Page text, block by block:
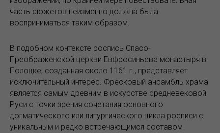
часть сюжетов неизменно должна была
восприниматься таким образом.
В подобном контексте роспись Спасо-
Преображенской церкви Евфросиньева монастыря в
Полоцке, созданная около 1161 г., представляет
исключительный интерес. Фресковый ансамбль храма
является самым древним в искусстве средневековой
Руси с точки зрения сочетания основного
догматического или литургического цикла росписи с
уникальным и редко встречающимся составом